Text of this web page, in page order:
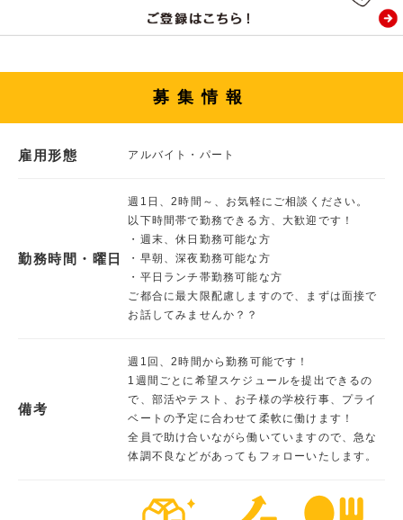
募集情報
雇用形態 アルバイト・パート
勤務時間・曜日
週1日、2時間～、お気軽にご相談ください。
以下時間帯で勤務できる方、大歓迎です！
・週末、休日勤務可能な方
・早朝、深夜勤務可能な方
・平日ランチ帯勤務可能な方
ご都合に最大限配慮しますので、まずは面接で
お話してみませんか？？
備考
週1回、2時間から勤務可能です！
1週間ごとに希望スケジュールを提出できるの
で、部活やテスト、お子様の学校行事、プライ
ベートの予定に合わせて柔軟に働けます！
全員で助け合いながら働いていますので、急な
体調不良などがあってもフォローいたします。